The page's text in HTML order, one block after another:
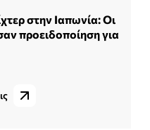
στην Ιαπωνία: Οι
προειδοποίηση για